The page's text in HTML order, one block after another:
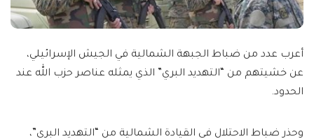
أعرب عدد من ضباط الجبهة الشمالية في الجيش الإسرائيلي،
عن خشيتهم من “التهديد البري” الذي يمثله عناصر حزب الله عند
الحدود.
وحذر ضباط الاحتلال في القيادة الشمالية من “التهديد البري”،